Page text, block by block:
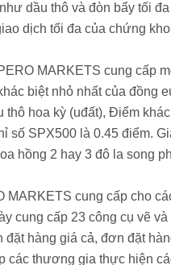
dầu thô và đòn bẩy tối
dịch tối đa của chứng
MARKETS cung cấp
biệt nhỏ nhất của đồng
hoa kỳ (uđất), Điểm
số SPX500 là 0.45 điểm.
hồng 2 hay 3 đô la song
MARKETS cung cấp cho
cung cấp 23 công cụ vẽ
hàng giá cả, đơn đặt
các thương gia thực hiện